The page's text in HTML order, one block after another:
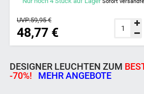
48,77 €
UVP:59,95 €
DESIGNER LEUCHTEN ZUM
-70%!
MEHR ANGEBOTE